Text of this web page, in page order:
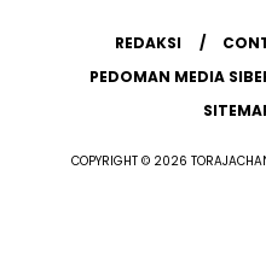
REDAKSI
PEDOMAN MEDIA
COPYRIGHT © 2026